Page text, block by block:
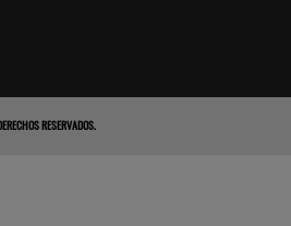
RESERVADOS.